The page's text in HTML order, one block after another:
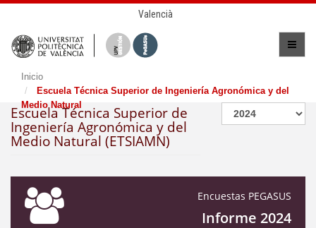
Valencià
Inicio
Escuela Técnica Superior de Ingeniería Agronómica y del
Medio Natural
Escuela Técnica Superior de
Ingeniería Agronómica y del
Medio Natural (ETSIAMN)
Encuestas PEGASUS
Informe 2024